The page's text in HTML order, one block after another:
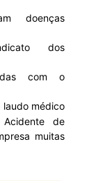
doenças
dos
com o
laudo médico
de
muitas